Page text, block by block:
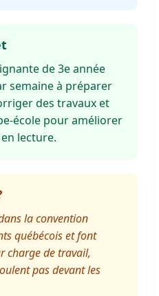
de 3e année
semaine à préparer
des travaux et
école pour améliorer
lecture.
la convention
québécois et font
charge de travail,
pas devant les